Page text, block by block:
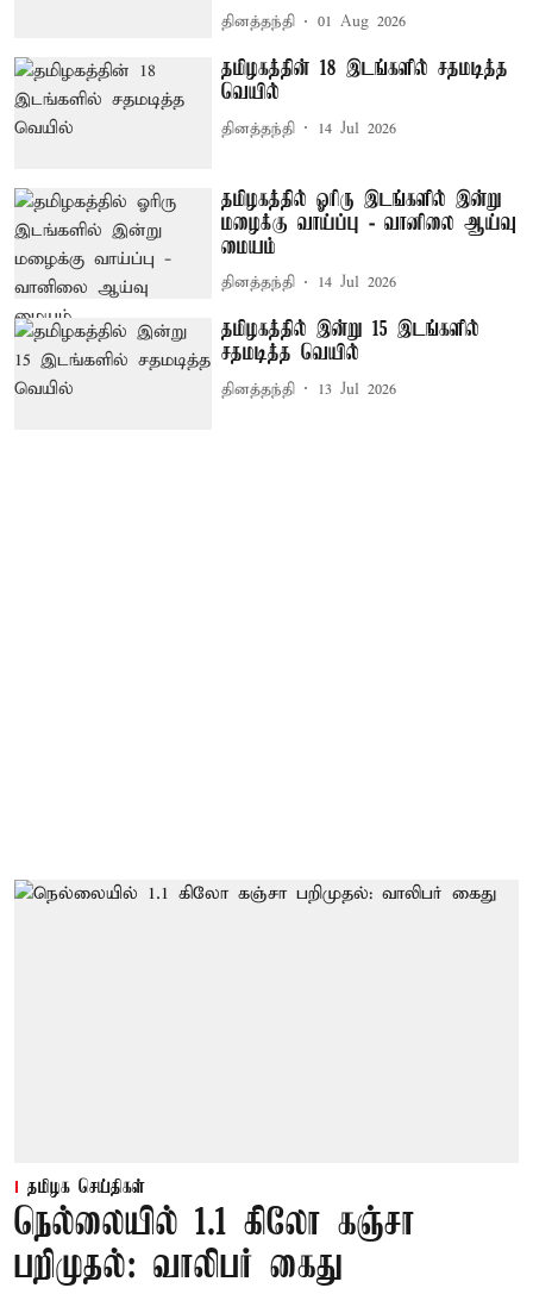
தினத்தந்தி 01 Aug 2026
தமிழகத்தின் 18 இடங்களில் சதமடித்த
வெயில்
தினத்தந்தி 14 Jul 2026
தமிழகத்தில் ஓரிரு இடங்களில் இன்று
மழைக்கு வாய்ப்பு - வானிலை ஆய்வு
மையம்
தினத்தந்தி 14 Jul 2026
தமிழகத்தில் இன்று 15 இடங்களில்
சதமடித்த வெயில்
தினத்தந்தி 13 Jul 2026
தமிழக செய்திகள்
நெல்லையில் 1.1 கிலோ கஞ்சா
பறிமுதல்: வாலிபர் கைது